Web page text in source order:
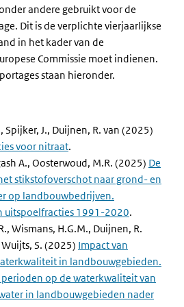
andere gebruikt voor de
Dit is de verplichte vierjaarlijkse
in het kader van de
Commissie moet indienen.
staan hieronder.
Spijker, J., Duijnen, R. van (2025)
voor nitraat.
A., Oosterwoud, M.R. (2025) De
stikstofoverschot naar grond- en
op landbouwbedrijven.
uitspoelfracties 1991-2020.
Wismans, H.G.M., Duijnen, R.
S. (2025) Impact van
in landbouwgebieden.
perioden op de waterkwaliteit van
in landbouwgebieden nader